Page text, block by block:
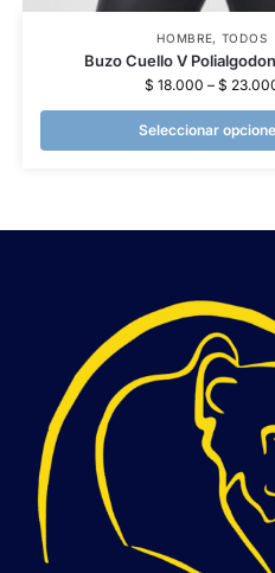
HOMBRE, TODOS
Buzo Cuello V
$ 18.000 – $
Seleccionar